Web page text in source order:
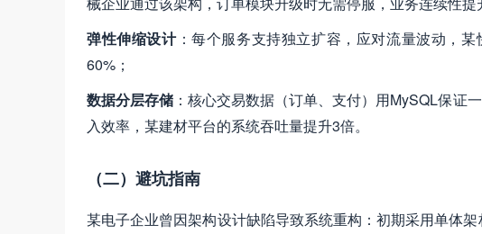
弹性伸缩设计：每个服务支持独立扩容，应对流量波动，
60%；
数据分层存储 ：核心交易数据（订单、支付）用MySQL保证
入效率，某建材平台的系统吞吐量提升3倍。
（二）避坑指南
某电子企业曾因架构设计缺陷导致系统重构：初期采用单体